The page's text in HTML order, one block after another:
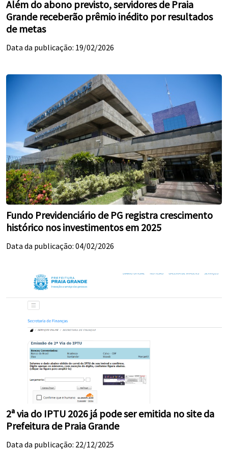
Além do abono previsto, servidores de Praia
Grande receberão prêmio inédito por resultados
de metas
Data da publicação: 19/02/2026
Fundo Previdenciário de PG registra crescimento
histórico nos investimentos em 2025
Data da publicação: 04/02/2026
2ª via do IPTU 2026 já pode ser emitida no site da
Prefeitura de Praia Grande
Data da publicação: 22/12/2025